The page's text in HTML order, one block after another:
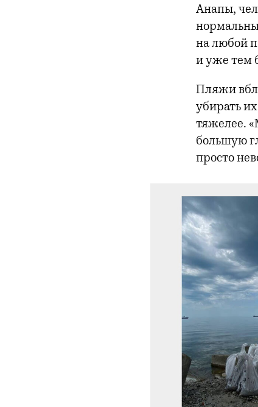
Анапы,
на любой
и уже тем
Пляжи
убирать
тяжелее.
большую
просто